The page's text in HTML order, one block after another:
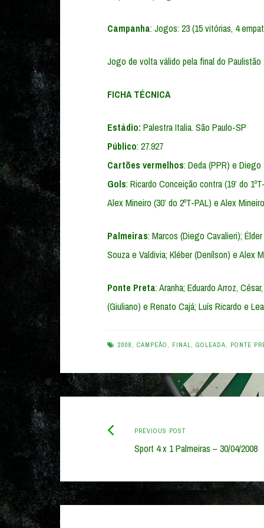
Campanha: Jogos: 23 (15 vitórias, 4
Jogo de volta válido pela final do Paulistão
FICHA TÉCNICA
Estádio: Palestra Italia. São Paulo-SP
Público: 27.927
Cartões vermelhos: Deda (PPR) e Diego
Gols: Ricardo Conceição contra (19’ do
Alex Mineiro (30’ do 2ºT-PAL) e Alex
Palmeiras: Marcos (Diego Cavalieri);
Souza e Valdivia; Kléber (Denílson) e Alex
Ponte Preta: Aranha; Eduardo Arroz,
(Giuliano) e Renato Cajá; Luís Ricardo e
2008 , CAMPEÃO , FINAL, GOLEADA, PONTE
PostPREVIOUS POSTPrevious
post:
Sport 4 x 1 Palmeiras – 30/04/2008